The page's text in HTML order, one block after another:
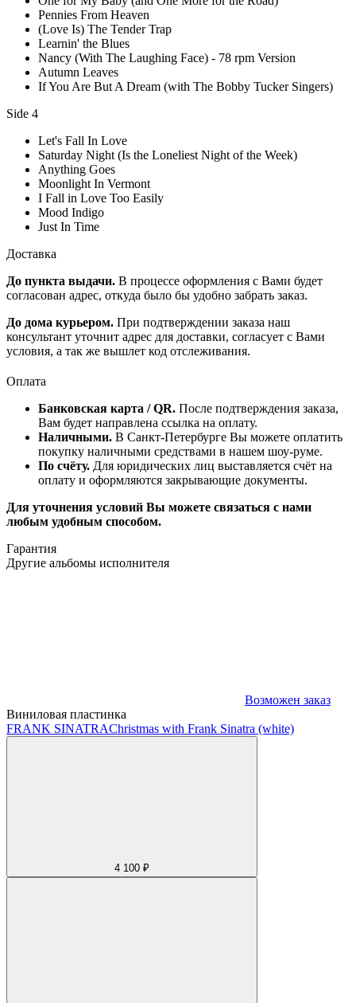
Pennies From Heaven
(Love Is) The Tender Trap
Learnin' the Blues
Nancy (With The Laughing Face) - 78 rpm Version
Autumn Leaves
If You Are But A Dream (with The Bobby Tucker Singers)
Side 4
Let's Fall In Love
Saturday Night (Is the Loneliest Night of the Week)
Anything Goes
Moonlight In Vermont
I Fall in Love Too Easily
Mood Indigo
Just In Time
Доставка
До пункта выдачи. В процессе оформления с Вами будет
согласован адрес, откуда было бы удобно забрать заказ.
До дома курьером. При подтверждении заказа наш
консультант уточнит адрес для доставки, согласует с Вами
условия, а так же вышлет код отслеживания.
Оплата
Банковская карта / QR. После подтверждения заказа,
Вам будет направлена ссылка на оплату.
Наличными. В Санкт-Петербурге Вы можете оплатить
покупку наличными средствами в нашем шоу-руме.
По счёту. Для юридических лиц выставляется счёт на
оплату и оформляются закрывающие документы.
Для уточнения условий Вы можете связаться с нами
любым удобным способом.
Гарантия
Другие альбомы исполнителя
Возможен заказ
Виниловая пластинка
FRANK SINATRAChristmas with Frank Sinatra (white)
4 100 ₽